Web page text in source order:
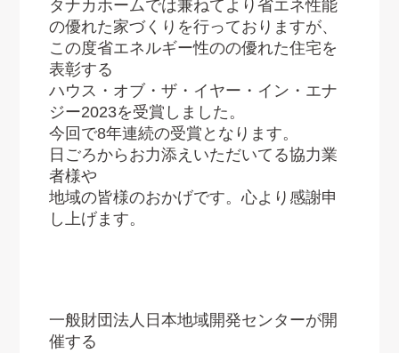
タナカホームでは兼ねてより省エネ性能
の優れた家づくりを行っておりますが、
この度省エネルギー性のの優れた住宅を
表彰する
ハウス・オブ・ザ・イヤー・イン・エナ
ジー2023を受賞しました。
今回で8年連続の受賞となります。
日ごろからお力添えいただいてる協力業
者様や
地域の皆様のおかげです。心より感謝申
し上げます。
一般財団法人日本地域開発センターが開
催する